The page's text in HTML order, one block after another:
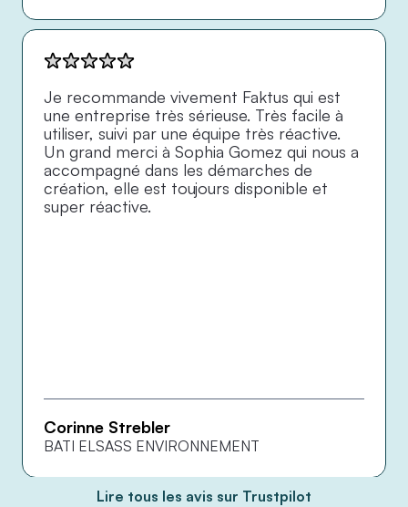
BATI ELSASS ENVIRONNEMENT
Corinne Strebler
Je recommande vivement Faktus qui est
une entreprise très sérieuse. Très facile à
utiliser, suivi par une équipe très réactive.
Un grand merci à Sophia Gomez qui nous a
accompagné dans les démarches de
création, elle est toujours disponible et
super réactive.
Lire tous les avis sur Trustpilot